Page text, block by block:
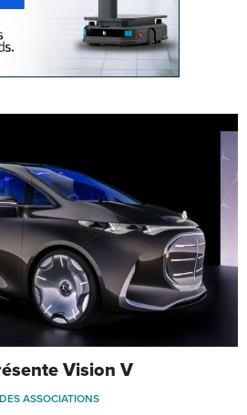
Vision V
ASSOCIATIONS